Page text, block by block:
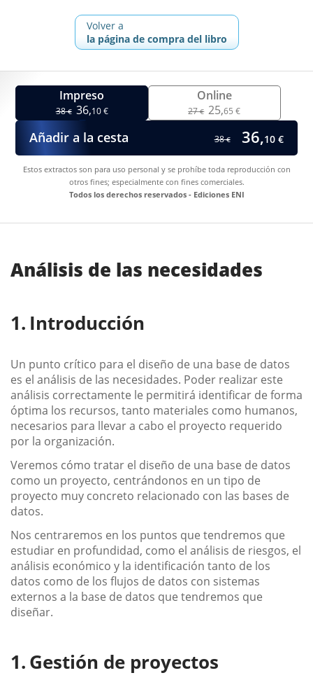
Volver a
la página de compra del libro
Impreso
38€ 36,10 €
Online
27€ 25,65 €
Añadir a la cesta 38€ 36,10 €
Estos extractos son para uso personal y se prohíbe toda reproducción con
otros fines; especialmente con fines comerciales.
Todos los derechos reservados - Ediciones ENI
Análisis de las necesidades
Introducción
Un punto crítico para el diseño de una base de datos
es el análisis de las necesidades. Poder realizar este
análisis correctamente le permitirá identificar de forma
óptima los recursos, tanto materiales como humanos,
necesarios para llevar a cabo el proyecto requerido
por la organización.
Veremos cómo tratar el diseño de una base de datos
como un proyecto, centrándonos en un tipo de
proyecto muy concreto relacionado con las bases de
datos.
Nos centraremos en los puntos que tendremos que
estudiar en profundidad, como el análisis de riesgos, el
análisis económico y la identificación tanto de los
datos como de los flujos de datos con sistemas
externos a la base de datos que tendremos que
diseñar.
Gestión de proyectos